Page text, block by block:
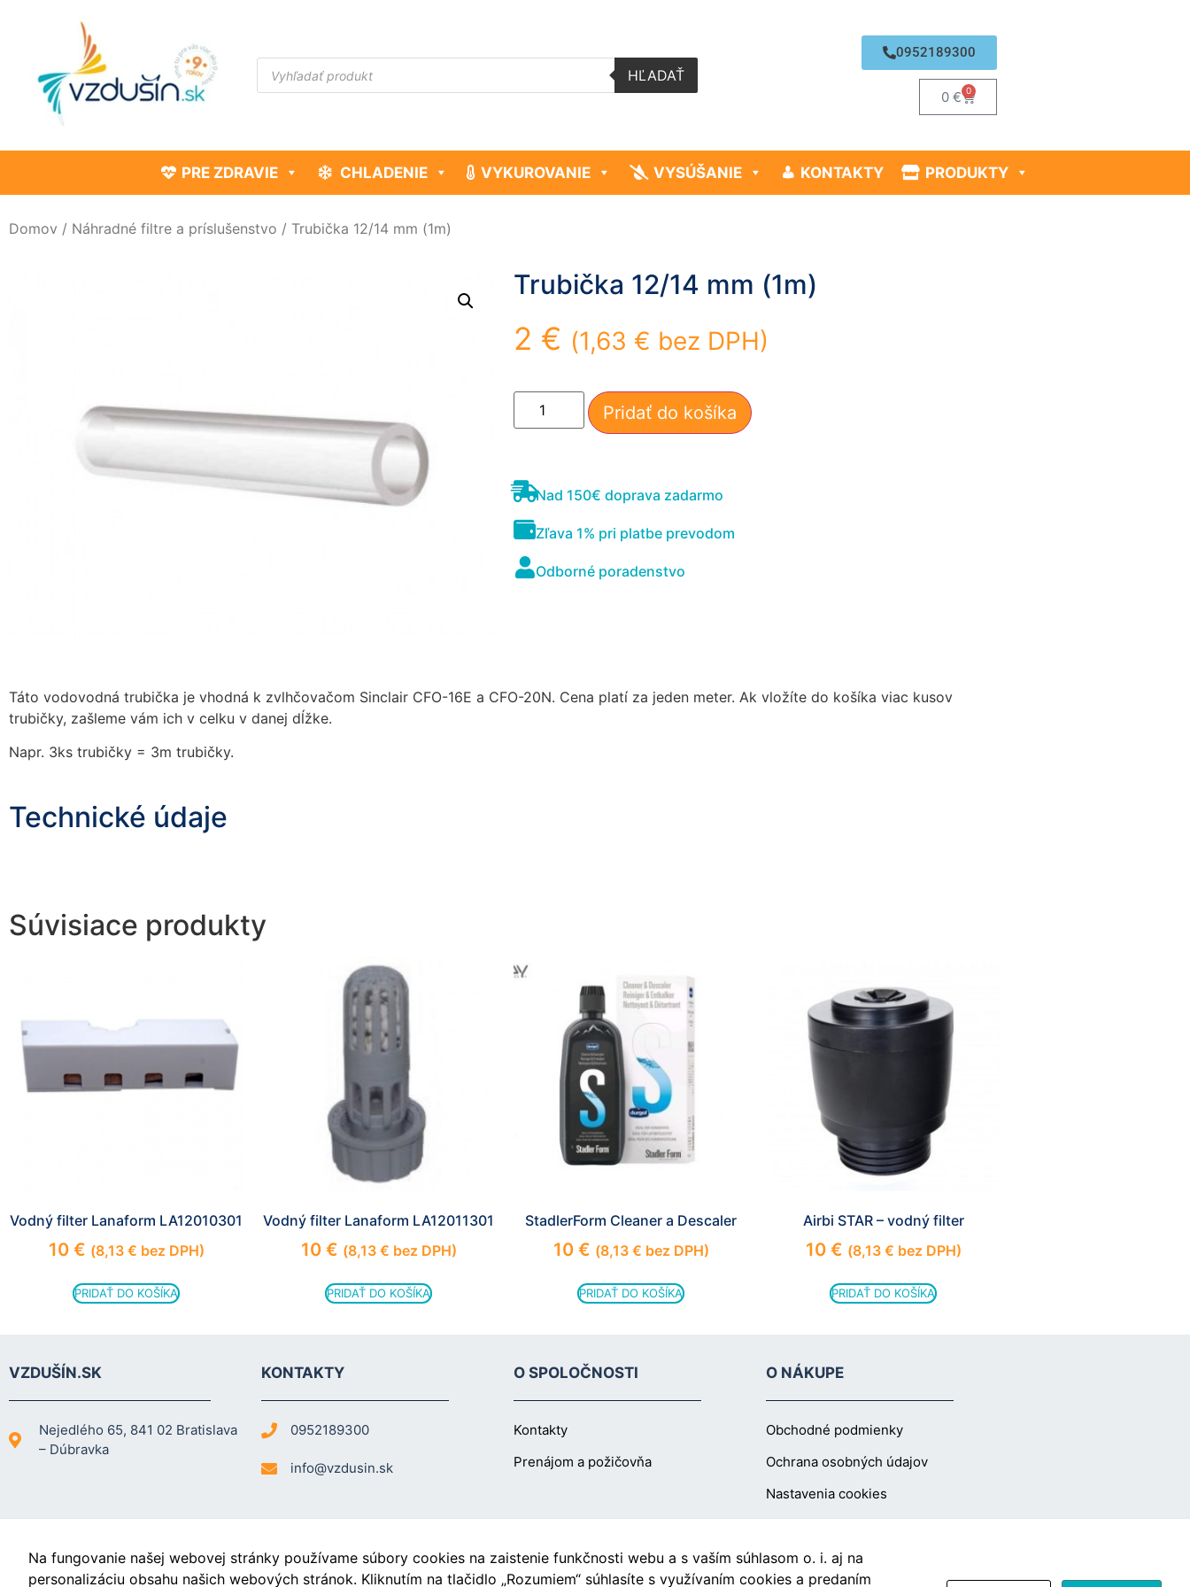
HĽADAŤ
0952189300
0€ 0
PRE ZDRAVIE CHLADENIE VYKUROVANIE VYSÚŠANIE KONTAKTY PRODUKTY
Domov / Náhradné filtre a príslušenstvo / Trubička 12/14 mm (1m)
Trubička 12/14 mm (1m)
2 € (1,63 € bez DPH)
Pridať do košíka
Nad 150€ doprava zadarmo
Zľava 1% pri platbe prevodom
Odborné poradenstvo
Táto vodovodná trubička je vhodná k zvlhčovačom Sinclair CFO-16E a CFO-20N. Cena platí za jeden meter. Ak vložíte do košíka viac kusov
trubičky, zašleme vám ich v celku v danej dĺžke.
Napr. 3ks trubičky = 3m trubičky.
Technické údaje
Súvisiace produkty
Vodný filter Lanaform LA12010301
10 € (8,13 € bez DPH)
PRIDAŤ DO KOŠÍKA
Vodný filter Lanaform LA12011301
10 € (8,13 € bez DPH)
PRIDAŤ DO KOŠÍKA
StadlerForm Cleaner a Descaler
10 € (8,13 € bez DPH)
PRIDAŤ DO KOŠÍKA
Airbi STAR – vodný filter
10 € (8,13 € bez DPH)
PRIDAŤ DO KOŠÍKA
VZDUŠÍN.SK
Nejedlého 65, 841 02 Bratislava
– Dúbravka
KONTAKTY
0952189300
info@vzdusin.sk
O SPOLOČNOSTI
Kontakty
Prenájom a požičovňa
O NÁKUPE
Obchodné podmienky
Ochrana osobných údajov
Nastavenia cookies
Videá Blog Vzdušín.sk
Na fungovanie našej webovej stránky používame súbory cookies na zaistenie funkčnosti webu a s vaším súhlasom o. i. aj na
personalizáciu obsahu našich webových stránok. Kliknutím na tlačidlo „Rozumiem“ súhlasíte s využívaním cookies a predaním
webovej
stránky.
Používateľská
spokojnosť
In order for our
website to
perform as well
as possible
during your
functionality will
disappear from
the website.
počas vašej
Ak tieto
funkcie z
webovej